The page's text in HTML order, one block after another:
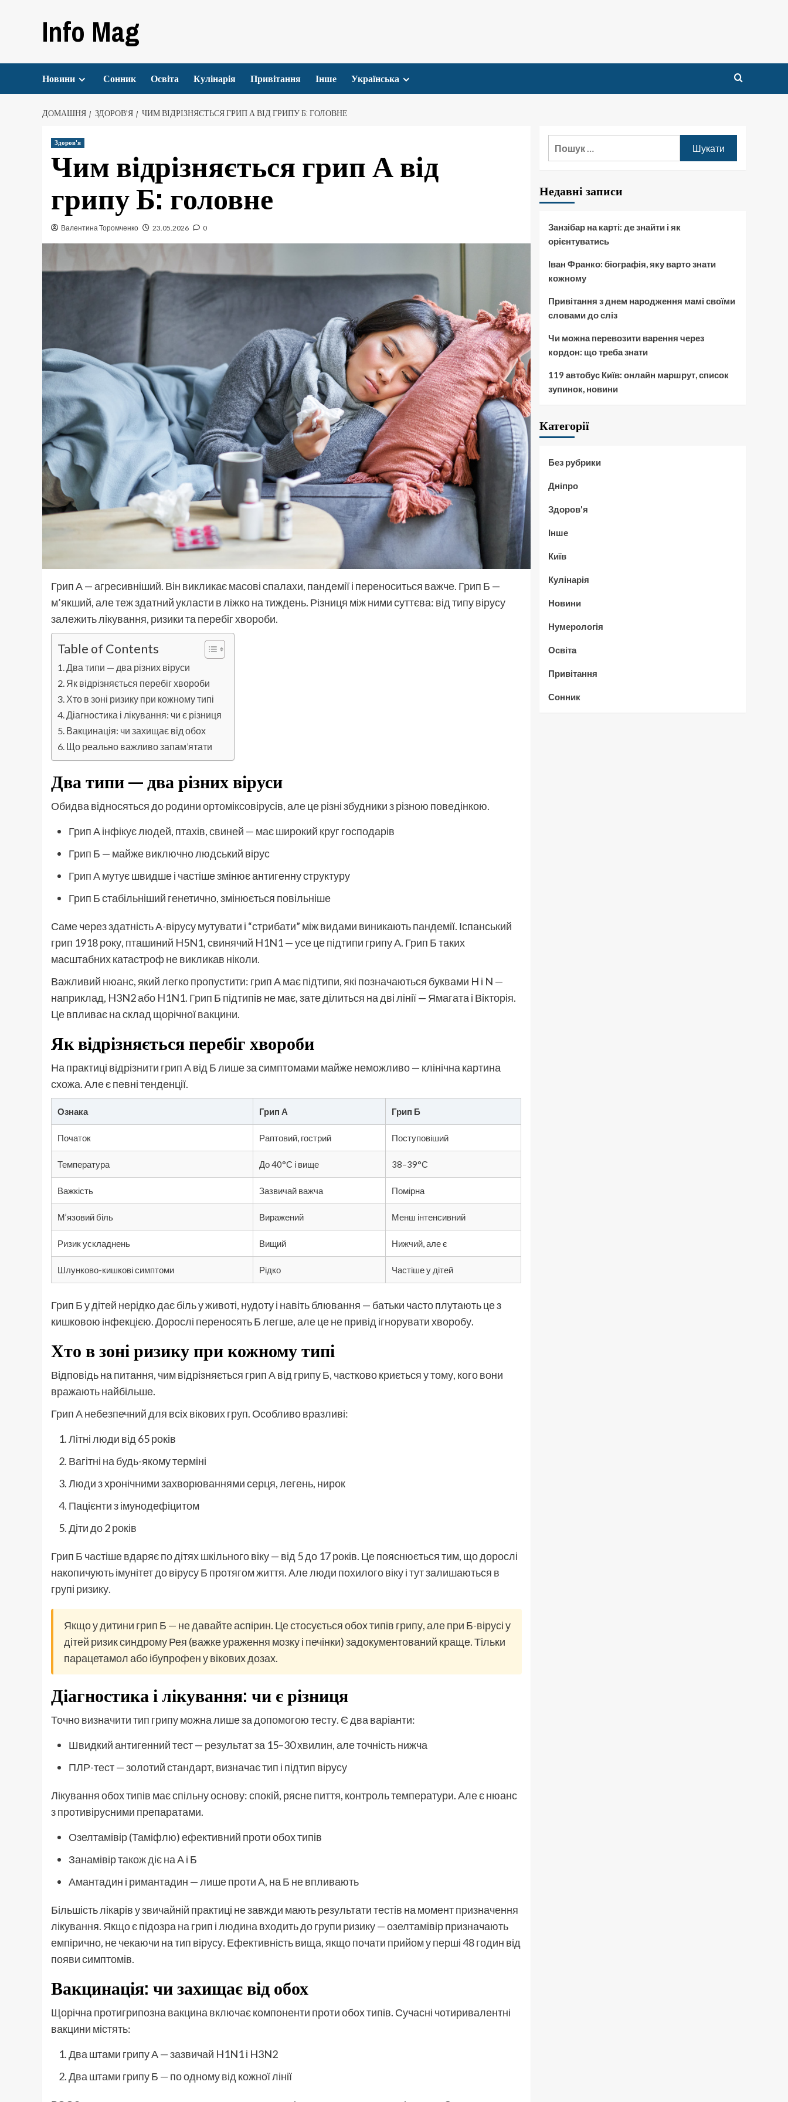
Info Mag
Новини Сонник Освіта Кулінарія Привітання Інше Українська
ДОМАШНЯ ЗДОРОВ'Я ЧИМ ВІДРІЗНЯЄТЬСЯ ГРИП А ВІД ГРИПУ Б: ГОЛОВНЕ
Здоров'я
Чим відрізняється грип А від
грипу Б: головне
Валентина Торомченко 23.05.2026 0
Грип А — агресивніший. Він викликає масові спалахи, пандемії і переноситься важче. Грип Б —
м’якший, але теж здатний укласти в ліжко на тиждень. Різниця між ними суттєва: від типу вірусу
залежить лікування, ризики та перебіг хвороби.
Table of Contents
Два типи — два різних віруси
Як відрізняється перебіг хвороби
Хто в зоні ризику при кожному типі
Діагностика і лікування: чи є різниця
Вакцинація: чи захищає від обох
Що реально важливо запам’ятати
Два типи — два різних віруси
Обидва відносяться до родини ортоміксовірусів, але це різні збудники з різною поведінкою.
Грип А інфікує людей, птахів, свиней — має широкий круг господарів
Грип Б — майже виключно людський вірус
Грип А мутує швидше і частіше змінює антигенну структуру
Грип Б стабільніший генетично, змінюється повільніше
Саме через здатність А-вірусу мутувати і “стрибати” між видами виникають пандемії. Іспанський
грип 1918 року, пташиний H5N1, свинячий H1N1 — усе це підтипи грипу А. Грип Б таких
масштабних катастроф не викликав ніколи.
Важливий нюанс, який легко пропустити: грип А має підтипи, які позначаються буквами H і N —
наприклад, H3N2 або H1N1. Грип Б підтипів не має, зате ділиться на дві лінії — Ямагата і Вікторія.
Це впливає на склад щорічної вакцини.
Як відрізняється перебіг хвороби
На практиці відрізнити грип А від Б лише за симптомами майже неможливо — клінічна картина
схожа. Але є певні тенденції.
Ознака Грип А Грип Б
Початок Раптовий, гострий Поступовіший
Температура До 40°С і вище 38–39°С
Важкість Зазвичай важча Помірна
М’язовий біль Виражений Менш інтенсивний
Ризик ускладнень Вищий Нижчий, але є
Шлунково-кишкові симптоми Рідко Частіше у дітей
Грип Б у дітей нерідко дає біль у животі, нудоту і навіть блювання — батьки часто плутають це з
кишковою інфекцією. Дорослі переносять Б легше, але це не привід ігнорувати хворобу.
Хто в зоні ризику при кожному типі
Відповідь на питання, чим відрізняється грип А від грипу Б, частково криється у тому, кого вони
вражають найбільше.
Грип А небезпечний для всіх вікових груп. Особливо вразливі:
Літні люди від 65 років
Вагітні на будь-якому терміні
Люди з хронічними захворюваннями серця, легень, нирок
Пацієнти з імунодефіцитом
Діти до 2 років
Грип Б частіше вдаряє по дітях шкільного віку — від 5 до 17 років. Це пояснюється тим, що дорослі
накопичують імунітет до вірусу Б протягом життя. Але люди похилого віку і тут залишаються в
групі ризику.
Якщо у дитини грип Б — не давайте аспірин. Це стосується обох типів грипу, але при Б-вірусі у
дітей ризик синдрому Рея (важке ураження мозку і печінки) задокументований краще. Тільки
парацетамол або ібупрофен у вікових дозах.
Діагностика і лікування: чи є різниця
Точно визначити тип грипу можна лише за допомогою тесту. Є два варіанти:
Швидкий антигенний тест — результат за 15–30 хвилин, але точність нижча
ПЛР-тест — золотий стандарт, визначає тип і підтип вірусу
Лікування обох типів має спільну основу: спокій, рясне пиття, контроль температури. Але є нюанс
з противірусними препаратами.
Озелтамівір (Таміфлю) ефективний проти обох типів
Занамівір також діє на А і Б
Амантадин і римантадин — лише проти А, на Б не впливають
Більшість лікарів у звичайній практиці не завжди мають результати тестів на момент призначення
лікування. Якщо є підозра на грип і людина входить до групи ризику — озелтамівір призначають
емпірично, не чекаючи на тип вірусу. Ефективність вища, якщо почати прийом у перші 48 годин від
появи симптомів.
Вакцинація: чи захищає від обох
Щорічна протигрипозна вакцина включає компоненти проти обох типів. Сучасні чотиривалентні
вакцини містять:
Два штами грипу А — зазвичай H1N1 і H3N2
Два штами грипу Б — по одному від кожної лінії
Недавні записи
Занзібар на карті: де знайти і як
орієнтуватись
Іван Франко: біографія, яку варто знати
кожному
Привітання з днем народження мамі своїми
словами до сліз
Чи можна перевозити варення через
кордон: що треба знати
119 автобус Київ: онлайн маршрут, список
зупинок, новини
Категорії
Без рубрики
Дніпро
Здоров'я
Інше
Київ
Кулінарія
Новини
Нумерологія
Освіта
Привітання
Сонник